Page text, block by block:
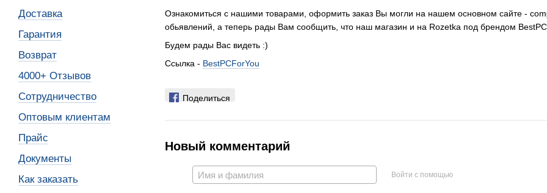
Ознакомиться с нашими товарами, оформить заказ Вы могли на нашем основном сайте -
обьявлений, а теперь рады Вам сообщить, что наш магазин и на Rozetka под брендом
Будем рады Вас видеть :)
Ссылка - BestPCForYou
Поделиться
Новый комментарий
Войти с помощью
Доставка
Гарантия
Возврат
4000+ Отзывов
Сотрудничество
Оптовым клиентам
Прайс
Документы
Как заказать